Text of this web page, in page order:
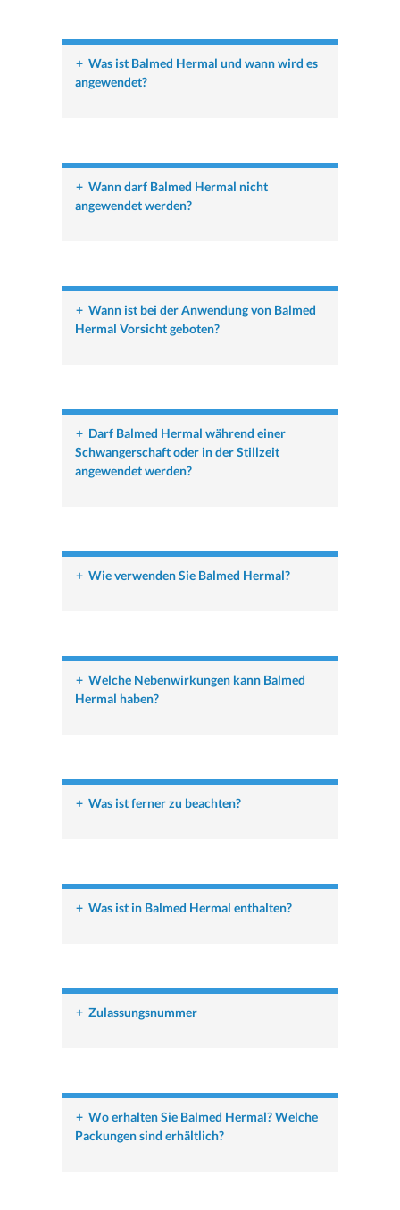
+ Was ist Balmed Hermal und wann wird es
angewendet?
+ Wann darf Balmed Hermal nicht
angewendet werden?
+ Wann ist bei der Anwendung von Balmed
Hermal Vorsicht geboten?
+ Darf Balmed Hermal während einer
Schwangerschaft oder in der Stillzeit
angewendet werden?
+ Wie verwenden Sie Balmed Hermal?
+ Welche Nebenwirkungen kann Balmed
Hermal haben?
+ Was ist ferner zu beachten?
+ Was ist in Balmed Hermal enthalten?
+ Zulassungsnummer
+ Wo erhalten Sie Balmed Hermal? Welche
Packungen sind erhältlich?